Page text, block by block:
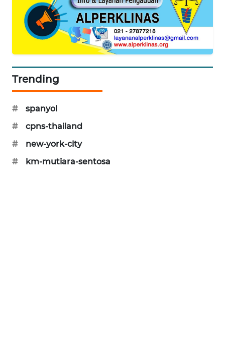
Trending
#
spanyol
#
cpns-thailand
#
new-york-city
#
km-mutiara-sentosa
SELEB
WAHANA
WAHANA
OTOMOTIF
WAHANA
HEALTH
WAHANA
DESA